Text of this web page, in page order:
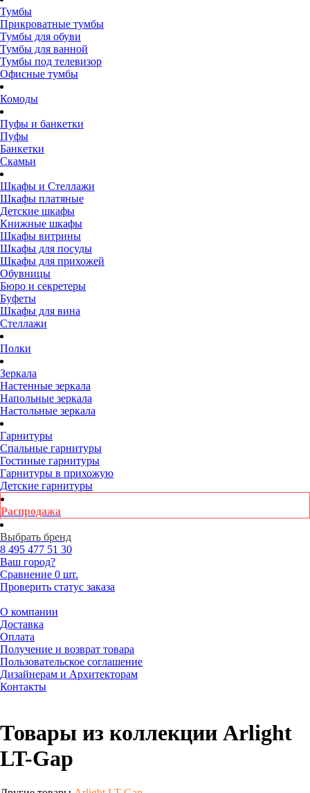
Тумбы
Прикроватные тумбы
Тумбы для обуви
Тумбы для ванной
Тумбы под телевизор
Офисные тумбы
Комоды
Пуфы и банкетки
Пуфы
Банкетки
Скамьи
Шкафы и Стеллажи
Шкафы платяные
Детские шкафы
Книжные шкафы
Шкафы витрины
Шкафы для посуды
Шкафы для прихожей
Обувницы
Бюро и секретеры
Буфеты
Шкафы для вина
Стеллажи
Полки
Зеркала
Настенные зеркала
Напольные зеркала
Настольные зеркала
Гарнитуры
Спальные гарнитуры
Гостиные гарнитуры
Гарнитуры в прихожую
Детские гарнитуры
Распродажа
Выбрать бренд
8 495 477 51 30
Ваш город?
Сравнение 0 шт.
Проверить статус заказа
О компании
Доставка
Оплата
Получение и возврат товара
Пользовательское соглашение
Дизайнерам и Архитекторам
Контакты
Товары из коллекции Arlight
LT-Gap